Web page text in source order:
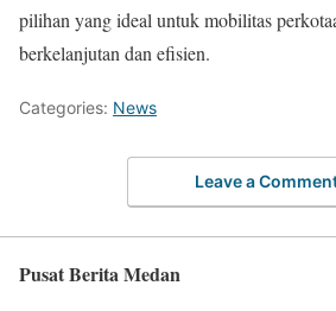
pilihan yang ideal untuk mobilitas
berkelanjutan dan efisien.
Categories: News
Leave a
Pusat Berita Medan